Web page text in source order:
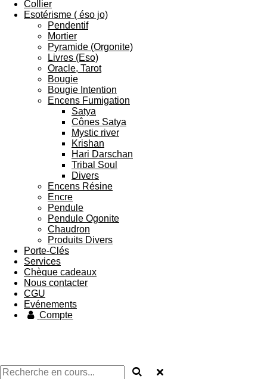
Collier
Esotérisme ( éso jo)
Pendentif
Mortier
Pyramide (Orgonite)
Livres (Eso)
Oracle, Tarot
Bougie
Bougie Intention
Encens Fumigation
Satya
Cônes Satya
Mystic river
Krishan
Hari Darschan
Tribal Soul
Divers
Encens Résine
Encre
Pendule
Pendule Ogonite
Chaudron
Produits Divers
Porte-Clés
Services
Chèque cadeaux
Nous contacter
CGU
Evénements
Compte